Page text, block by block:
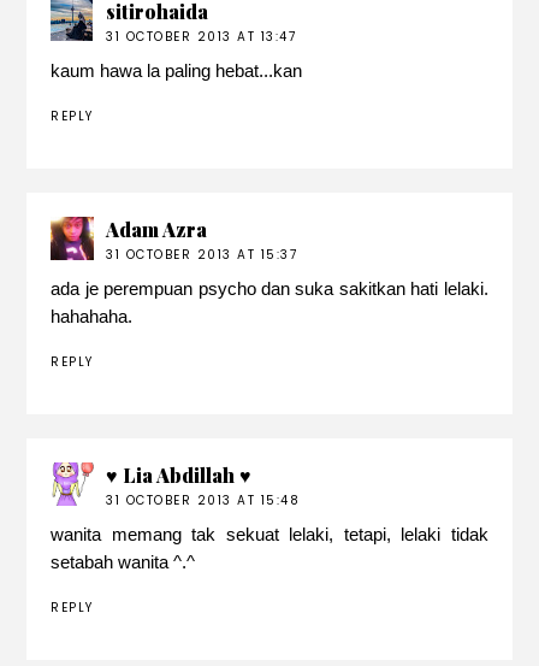
sitirohaida
31 OCTOBER 2013 AT 13:47
kaum hawa la paling hebat...kan
REPLY
Adam Azra
31 OCTOBER 2013 AT 15:37
ada je perempuan psycho dan suka sakitkan hati lelaki.
hahahaha.
REPLY
♥ Lia Abdillah ♥
31 OCTOBER 2013 AT 15:48
wanita memang tak sekuat lelaki, tetapi, lelaki tidak
setabah wanita ^.^
REPLY